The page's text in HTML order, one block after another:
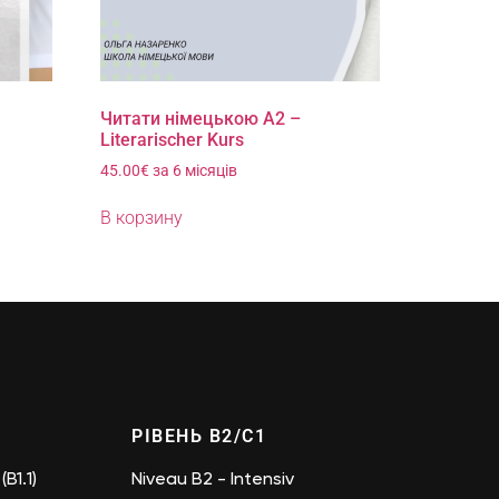
Читати німецькою А2 –
Literarischer Kurs
45.00€за 6 місяців
В корзину
РІВЕНЬ B2/C1
Niveau B2 - Intensiv